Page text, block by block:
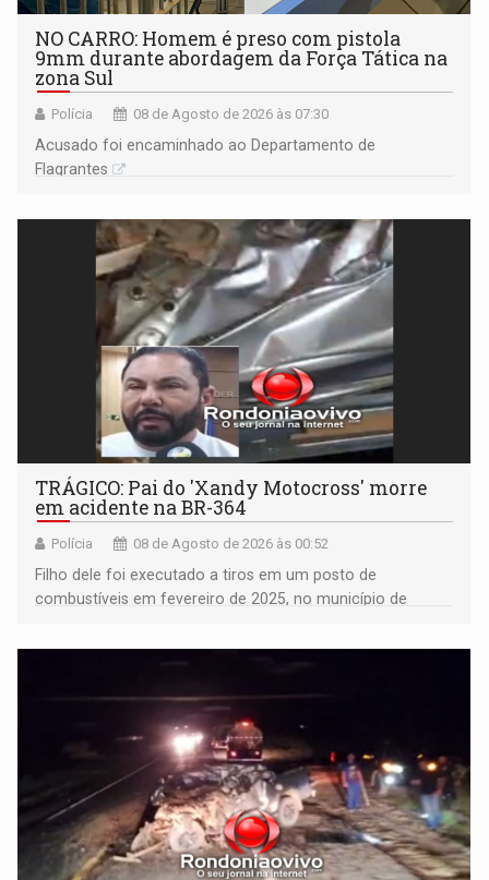
NO CARRO: Homem é preso com pistola
9mm durante abordagem da Força Tática na
zona Sul
Polícia 08 de Agosto de 2026 às 07:30
Acusado foi encaminhado ao Departamento de
Flagrantes
TRÁGICO: Pai do 'Xandy Motocross' morre
em acidente na BR-364
Polícia 08 de Agosto de 2026 às 00:52
Filho dele foi executado a tiros em um posto de
combustíveis em fevereiro de 2025, no município de